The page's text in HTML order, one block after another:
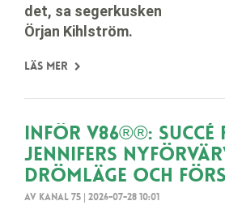
det, sa segerkusken
Örjan Kihlström.
Läs mer
Inför V86®®:
Jennifers
drömläge och
Av Kanal 75 | 2026-07-28 10:01